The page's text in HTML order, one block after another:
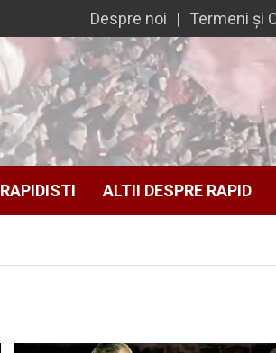
Despre noi Termeni și
RAPIDISTI ALTII DESPRE RAPID